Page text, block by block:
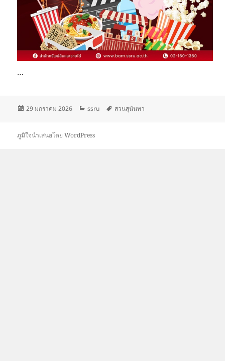
…
เขียน
29 มกราคม 2026
หมวด
ssru
ป้าย
สวนสุนันทา
ภูมิใจนำเสนอโดย WordPress